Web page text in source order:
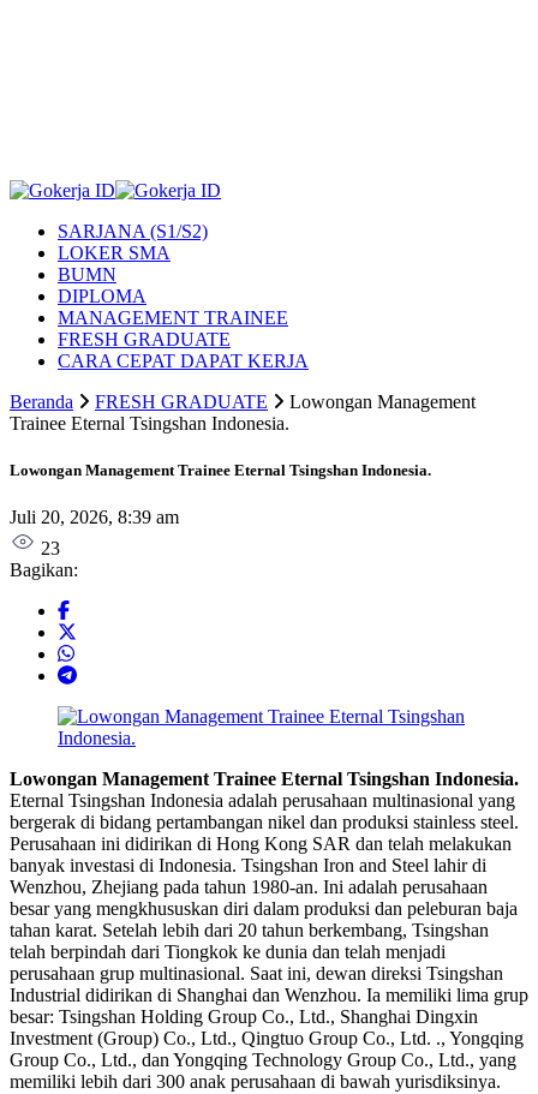
SARJANA (S1/S2)
LOKER SMA
BUMN
DIPLOMA
MANAGEMENT TRAINEE
FRESH GRADUATE
CARA CEPAT DAPAT KERJA
Beranda
FRESH GRADUATE
Lowongan Management
Trainee Eternal Tsingshan Indonesia.
Lowongan Management Trainee Eternal Tsingshan Indonesia.
Juli 20, 2026, 8:39 am
23
Bagikan:
Lowongan Management Trainee Eternal Tsingshan Indonesia.
Eternal Tsingshan Indonesia adalah perusahaan multinasional yang
bergerak di bidang pertambangan nikel dan produksi stainless steel.
Perusahaan ini didirikan di Hong Kong SAR dan telah melakukan
banyak investasi di Indonesia. Tsingshan Iron and Steel lahir di
Wenzhou, Zhejiang pada tahun 1980-an. Ini adalah perusahaan
besar yang mengkhususkan diri dalam produksi dan peleburan baja
tahan karat. Setelah lebih dari 20 tahun berkembang, Tsingshan
telah berpindah dari Tiongkok ke dunia dan telah menjadi
perusahaan grup multinasional. Saat ini, dewan direksi Tsingshan
Industrial didirikan di Shanghai dan Wenzhou. Ia memiliki lima grup
besar: Tsingshan Holding Group Co., Ltd., Shanghai Dingxin
Investment (Group) Co., Ltd., Qingtuo Group Co., Ltd. ., Yongqing
Group Co., Ltd., dan Yongqing Technology Group Co., Ltd., yang
memiliki lebih dari 300 anak perusahaan di bawah yurisdiksinya.